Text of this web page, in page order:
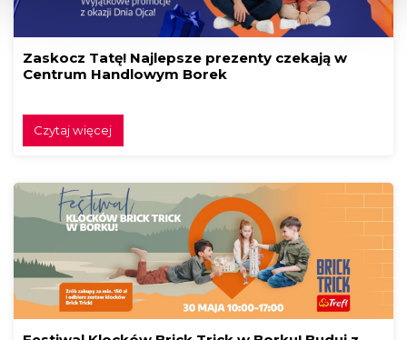
Zaskocz Tatę! Najlepsze prezenty czekają w
Centrum Handlowym Borek
Czytaj więcej